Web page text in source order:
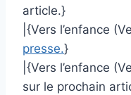
article.}
|{Vers l’enfance
presse.}
|{Vers l’enfance
sur le prochain